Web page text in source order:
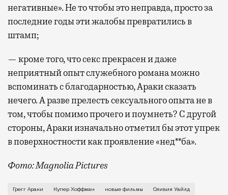
негативные». Не то чтобы это неправда, просто за
последние годы эти жалобы превратились в
штамп;
— кроме того, что секс прекрасен и даже
неприятный опыт служебного романа можно
вспоминать с благодарностью, Араки сказать
нечего. А разве прелесть сексуального опыта не в
том, чтобы помимо прочего и поумнеть? С другой
стороны, Араки изначально отметил бы этот упрек
в поверхностности как проявление «нед**ба».
Фото: Magnolia Pictures
В первой же сцене своего нового фильма Грегг
Грегг Араки Купер Хоффман новые фильмы Оливия Уайлд